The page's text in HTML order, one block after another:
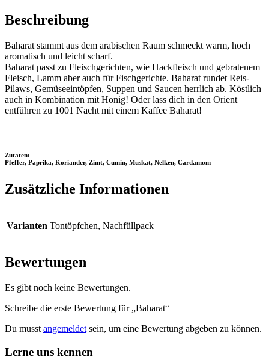
Beschreibung
Baharat stammt aus dem arabischen Raum schmeckt warm, hoch
aromatisch und leicht scharf.
Baharat passt zu Fleischgerichten, wie Hackfleisch und gebratenem
Fleisch, Lamm aber auch für Fischgerichte. Baharat rundet Reis-
Pilaws, Gemüseeintöpfen, Suppen und Saucen herrlich ab. Köstlich
auch in Kombination mit Honig! Oder lass dich in den Orient
entführen zu 1001 Nacht mit einem Kaffee Baharat!
Zutaten:
Pfeffer, Paprika, Koriander, Zimt, Cumin, Muskat, Nelken, Cardamom
Zusätzliche Informationen
Varianten Tontöpfchen, Nachfüllpack
Bewertungen
Es gibt noch keine Bewertungen.
Schreibe die erste Bewertung für „Baharat“
Du musst angemeldet sein, um eine Bewertung abgeben zu können.
Lerne uns kennen